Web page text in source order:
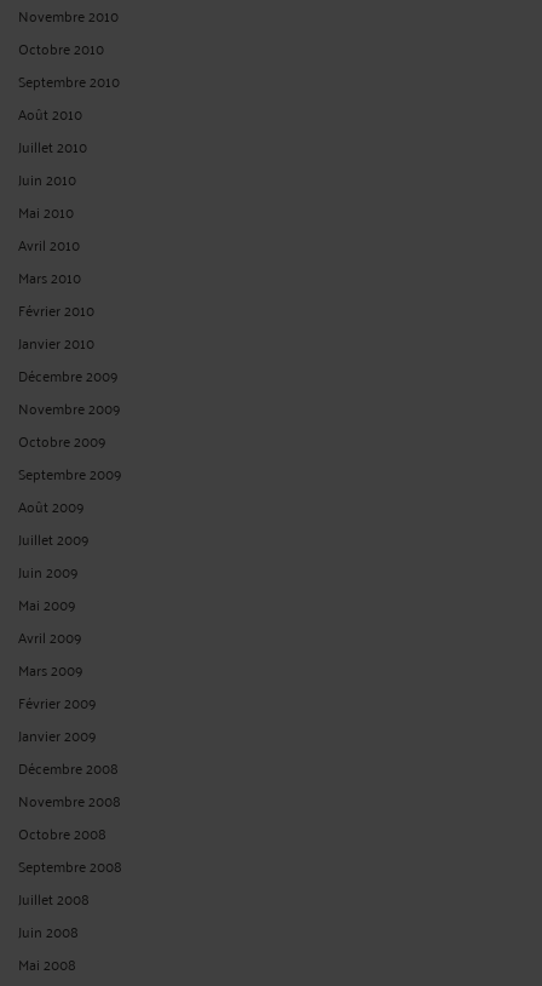
Novembre 2010
Octobre 2010
Septembre 2010
Août 2010
Juillet 2010
Juin 2010
Mai 2010
Avril 2010
Mars 2010
Février 2010
Janvier 2010
Décembre 2009
Novembre 2009
Octobre 2009
Septembre 2009
Août 2009
Juillet 2009
Juin 2009
Mai 2009
Avril 2009
Mars 2009
Février 2009
Janvier 2009
Décembre 2008
Novembre 2008
Octobre 2008
Septembre 2008
Juillet 2008
Juin 2008
Mai 2008